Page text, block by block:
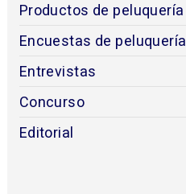
Productos de peluquería
Encuestas de peluquería
Entrevistas
Concurso
Editorial